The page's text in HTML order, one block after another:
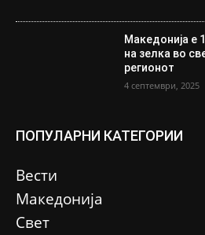
Македонија е
на зелка во
регионот
4 септември, 2025
ПОПУЛАРНИ КАТЕГОРИИ
Вести
Македонија
Свет